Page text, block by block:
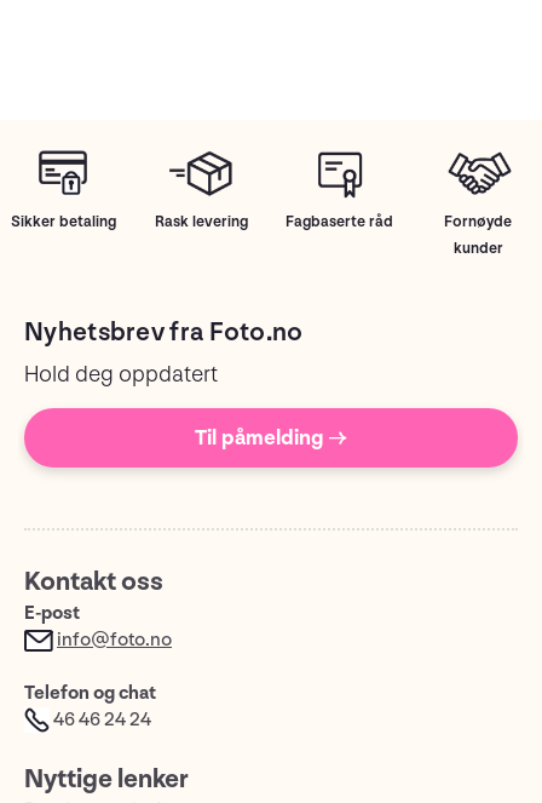
Sikker betaling Rask levering Fagbaserte råd
Fornøyde
kunder
Nyhetsbrev fra Foto.no
Hold deg oppdatert
Til påmelding →
Kontakt oss
E-post
info@foto.no
Telefon og chat
46 46 24 24
Nyttige lenker